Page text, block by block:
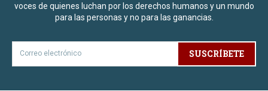
voces de quienes luchan por los derechos humanos y un mundo
para las personas y no para las ganancias.
SUSCRÍBETE